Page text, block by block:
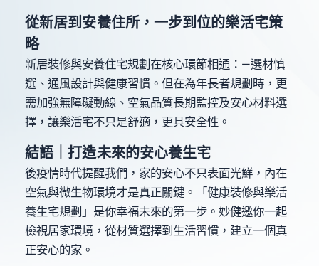
從新居到安養住所，一步到位的樂活宅策
略
新居裝修與安養住宅規劃在核心環節相通：—選材慎
選、通風設計與健康習慣。但在為年長者規劃時，更
需加強無障礙動線、空氣品質長期監控及安心材料選
擇，讓樂活宅不只是舒適，更具安全性。
結語｜打造未來的安心養生宅
後疫情時代提醒我們，家的安心不只表面光鮮，內在
空氣與微生物環境才是真正關鍵。「健康裝修與樂活
養生宅規劃」是你幸福未來的第一步。妙健邀你一起
檢視居家環境，從材質選擇到生活習慣，建立一個真
正安心的家。